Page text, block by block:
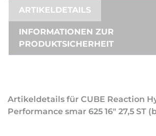
ARTIKELDETAILS
INFORMATIONEN ZUR
PRODUKTSICHERHEIT
Artikeldetails für CUBE Reaction
Performance smar 625 16" 27,5 ST